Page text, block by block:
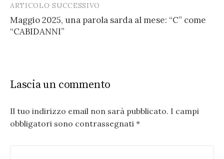
ARTICOLO SUCCESSIVO
Maggio 2025, una parola sarda al mese: “C” come
“CABIDANNI”
Lascia un commento
Il tuo indirizzo email non sarà pubblicato. I campi
obbligatori sono contrassegnati *